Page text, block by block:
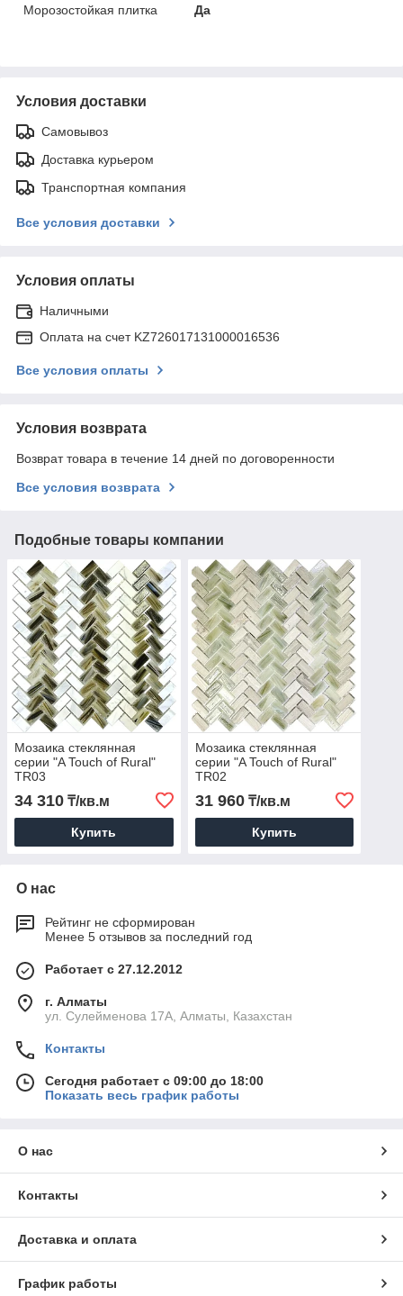
Морозостойкая плитка
Да
Условия доставки
Самовывоз
Доставка курьером
Транспортная компания
Все условия доставки
Условия оплаты
Наличными
Оплата на счет KZ726017131000016536
Все условия оплаты
Условия возврата
Возврат товара в течение 14 дней по договоренности
Все условия возврата
Подобные товары компании
Мозаика стеклянная
серии "A Touch of Rural"
TR03
34 310 ₸/кв.м
Купить
Мозаика стеклянная
серии "A Touch of Rural"
TR02
31 960₸/кв.м
Купить
О нас
Рейтинг не сформирован
Менее 5 отзывов за последний год
Работает с 27.12.2012
г. Алматы
ул. Сулейменова 17А, Алматы, Казахстан
Контакты
Сегодня работает с 09:00 до 18:00
Показать весь график работы
О нас
Контакты
Доставка и оплата
График работы